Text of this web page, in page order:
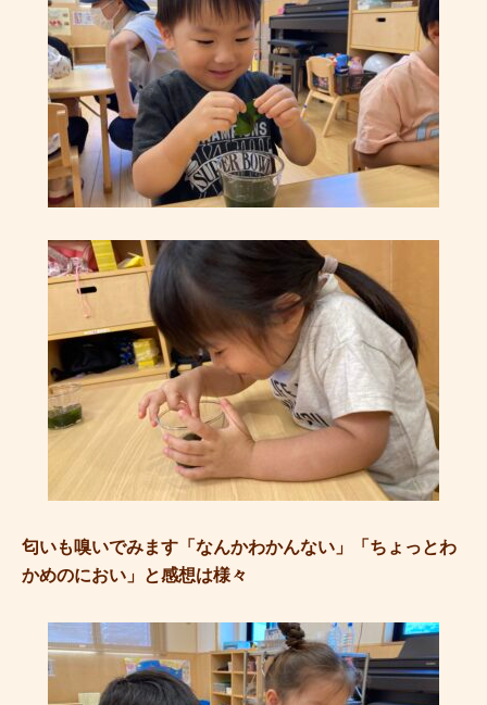
匂いも嗅いでみます「なんかわかんない」「ちょっとわ
かめのにおい」と感想は様々